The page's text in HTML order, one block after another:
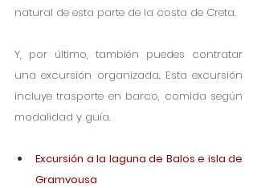
natural de esta parte de la costa de Creta.
Y, por último, también puedes contratar
una excursión organizada. Esta excursión
incluye trasporte en barco, comida según
modalidad y guía.
Excursión a la laguna de Balos e isla de
Gramvousa